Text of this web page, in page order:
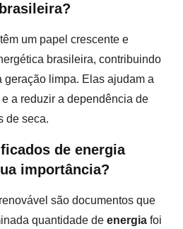
um papel crescente e
brasileira, contribuindo
limpa. Elas ajudam a
a reduzir a dependência de
de seca.
de energia
importância?
renovável são documentos que
quantidade de energia foi